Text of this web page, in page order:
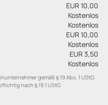
EUR 10,00
Kostenlos
Kostenlos
EUR 10,00
Kostenlos
EUR 3,50
Kostenlos
gemäß § 19 Abs. 1 UStG.
nach § 19 1 UStG